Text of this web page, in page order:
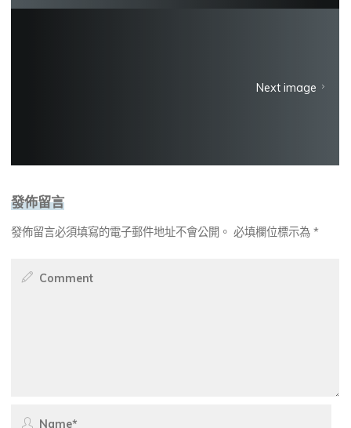
Next image
發佈留言
發佈留言必須填寫的電子郵件地址不會公開。 必填欄位標示為*